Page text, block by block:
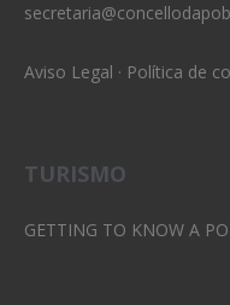
Aviso Legal · Política de
TURISMO
GETTING TO KNOW A